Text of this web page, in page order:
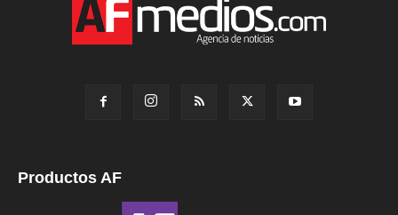
Productos AF